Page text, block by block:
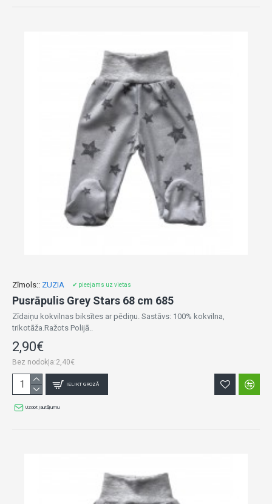
Zīmols:: ZUZIA ✔ pieejams uz vietas
Pusrāpulis Grey Stars 68 cm 685
Zīdaiņu kokvilnas biksītes ar pēdiņu. Sastāvs: 100% kokvilna,
trikotāža.Ražots Polijā..
2,90€
Bez nodokļa:2,40€
IELIKT GROZĀ
Uzdot jautājumu